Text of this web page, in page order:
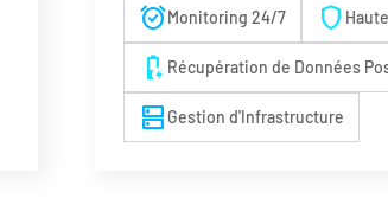
alarm_onMonitoring 24/7 shield
battery_charging_50 Récupération de Données
dns Gestion d'Infrastructure